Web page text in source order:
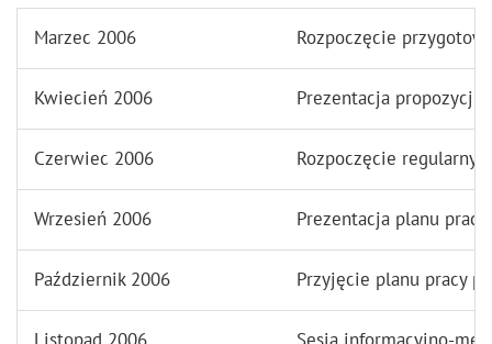
Marzec 2006 Rozpoczęcie
Kwiecień 2006 Prezentacja propozycji
Czerwiec 2006 Rozpoczęcie
Wrzesień 2006 Prezentacja planu
Październik 2006 Przyjęcie planu pracy